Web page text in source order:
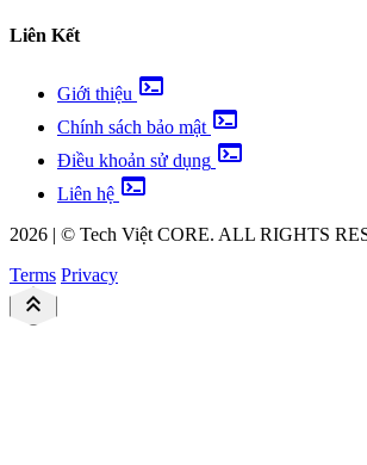
Liên Kết
Giới thiệu terminal
Chính sách bảo mật terminal
Điều khoản sử dụng terminal
Liên hệ terminal
2026 | © Tech ViệtCORE. ALL RIGHTS
Terms Privacy
keyboard_double_arrow_up